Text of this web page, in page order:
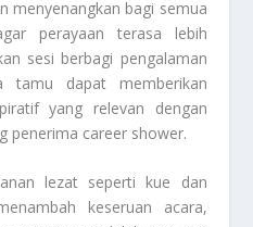
menyenangkan bagi semua
perayaan terasa lebih
sesi berbagi pengalaman
tamu dapat memberikan
yang relevan dengan
penerima career shower.
lezat seperti kue dan
keseruan acara,